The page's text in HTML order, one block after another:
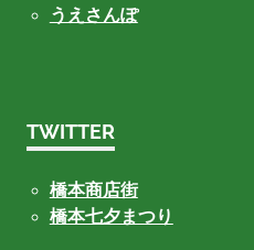
うえさんぽ
TWITTER
橋本商店街
橋本七夕まつり